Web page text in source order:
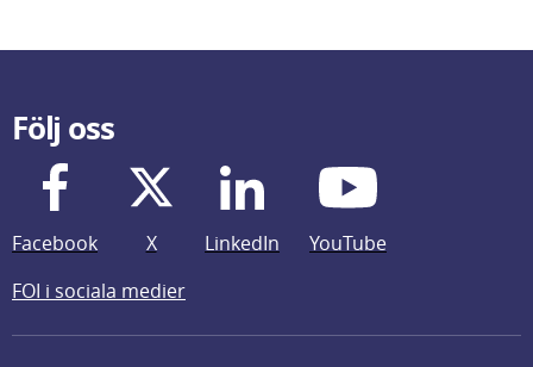
Följ oss
Facebook X LinkedIn
YouTube
FOI i sociala medier